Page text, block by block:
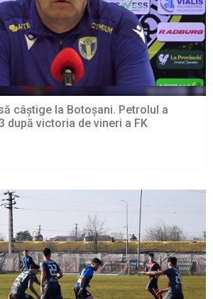
câștige la Botoșani. Petrolul a
după victoria de vineri a FK